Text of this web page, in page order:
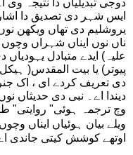
دوجی تبدیلیاں دا نتیجہ
ایس شہر دی تصدیق دا
یروشلیم دی تھاں ویکھن
ناں نوں ایناں شہراں وچوں
علیہ) ایدے متبادل
پیوتر) یا بیت المقدس(
دی تعریف کردے ای ، اک
دیندا اے۔ نبی دی حدیثاں
وچ ترجمہ ہوئی" روایتی"
ویلے بیان ہوئیاں ایناں
اوتھے کوشش کیتی جاندی